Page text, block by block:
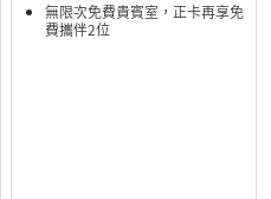
無限次免費貴賓室，正卡再享免
費攜伴2位